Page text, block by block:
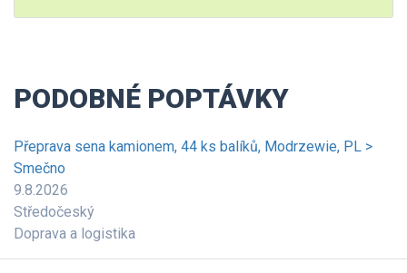
PODOBNÉ POPTÁVKY
Přeprava sena kamionem, 44 ks balíků, Modrzewie, PL >
Smečno
9.8.2026
Středočeský
Doprava a logistika